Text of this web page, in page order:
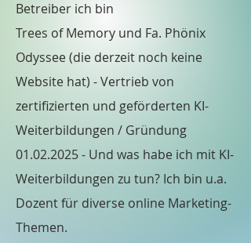
Betreiber ich bin
Trees of Memory und Fa. Phönix
Odyssee (die derzeit noch keine
Website hat) - Vertrieb von
zertifizierten und geförderten KI-
Weiterbildungen / Gründung
01.02.2025- Und was habe ich mit KI-
Weiterbildungen zu tun? Ich bin u.a.
Dozent für diverse online Marketing-
Themen.